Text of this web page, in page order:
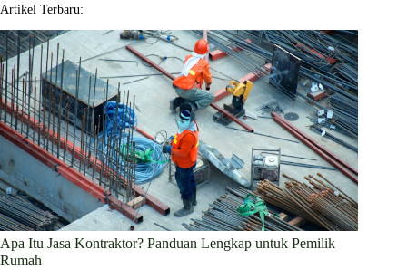
Artikel Terbaru:
Apa Itu Jasa Kontraktor? Panduan Lengkap untuk Pemilik
Rumah